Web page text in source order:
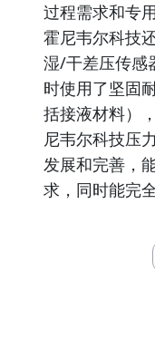
过程需求和专
霍尼韦尔科技
湿/干差压传感
时使用了坚固
括接液材料）
尼韦尔科技压
发展和完善，
求，同时能完